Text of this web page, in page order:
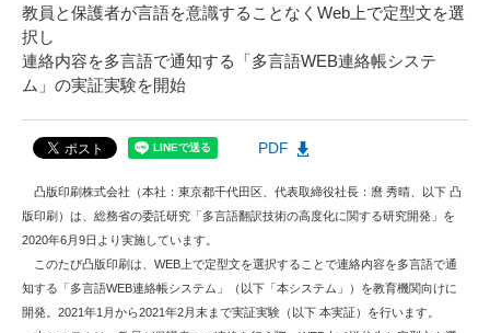
教員と保護者が言語を意識することなくWeb上で定型文を選
択し
連絡内容を多言語で通知する「多言語WEB連絡帳システ
ム」の実証実験を開始
PDF
凸版印刷株式会社（本社：東京都千代田区、代表取締役社長：麿 秀晴、以下 凸
版印刷）は、総務省の委託研究「多言語翻訳技術の高度化に関する研究開発」を
2020年6月9日より実施しています。
このたび凸版印刷は、WEB上で定型文を選択することで連絡内容を多言語で通
知する「多言語WEB連絡帳システム」（以下「本システム」）を教育機関向けに
開発。2021年1月から2021年2月末まで実証実験（以下 本実証）を行います。